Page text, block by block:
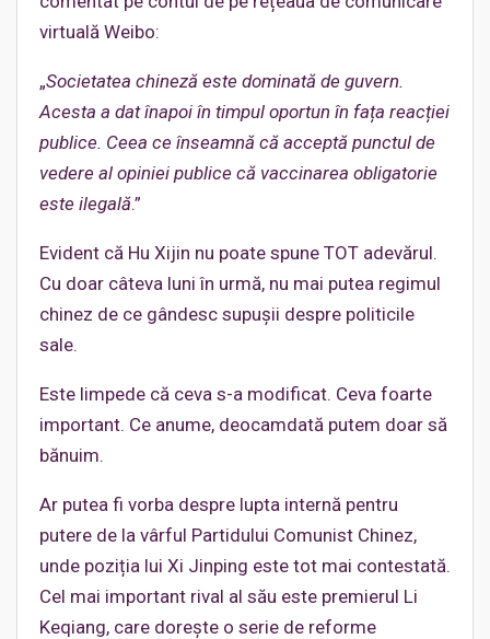
virtuală Weibo:
„Societatea chineză este dominată de guvern.
Acesta a dat înapoi în timpul oportun în fața reacției
publice. Ceea ce înseamnă că acceptă punctul de
vedere al opiniei publice că vaccinarea obligatorie
este ilegală.”
Evident că Hu Xijin nu poate spune TOT adevărul.
Cu doar câteva luni în urmă, nu mai putea regimul
chinez de ce gândesc supușii despre politicile
sale.
Este limpede că ceva s-a modificat. Ceva foarte
important. Ce anume, deocamdată putem doar să
bănuim.
Ar putea fi vorba despre lupta internă pentru
putere de la vârful Partidului Comunist Chinez,
unde poziția lui Xi Jinping este tot mai contestată.
Cel mai important rival al său este premierul Li
Keqiang, care dorește o serie de reforme